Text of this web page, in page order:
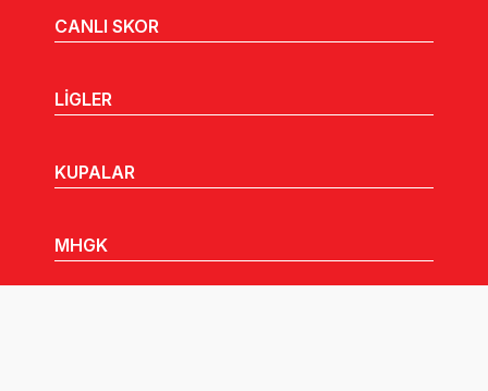
CANLI SKOR
LİGLER
KUPALAR
MHGK